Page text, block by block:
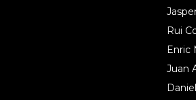
Rui
Enric
Juan